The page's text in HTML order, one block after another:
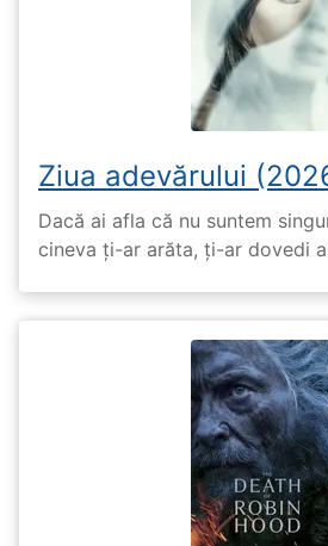
Ziua adevărului
Dacă ai afla că nu suntem
cineva ți-ar arăta, ți-ar dovedi